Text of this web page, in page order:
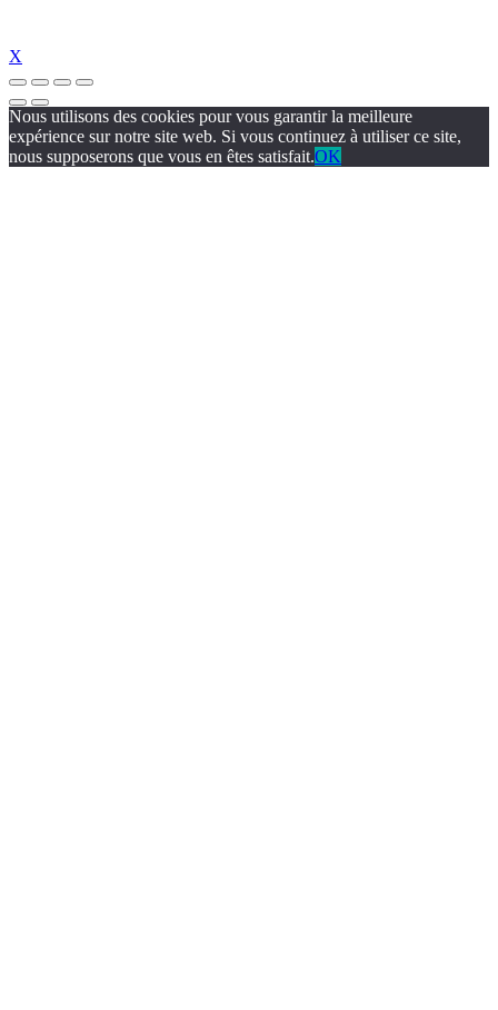
X
Nous utilisons des cookies pour vous garantir la meilleure
expérience sur notre site web. Si vous continuez à utiliser ce site,
nous supposerons que vous en êtes satisfait.OK